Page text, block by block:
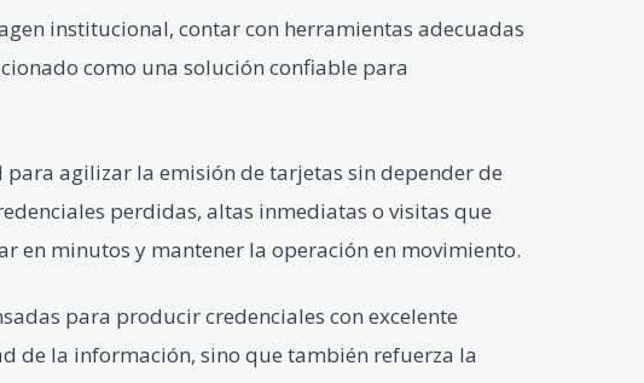
institucional, contar con herramientas adecuadas
como una solución confiable para
para agilizar la emisión de tarjetas sin depender de
perdidas, altas inmediatas o visitas que
en minutos y mantener la operación en movimiento.
para producir credenciales con excelente
de la información, sino que también refuerza la